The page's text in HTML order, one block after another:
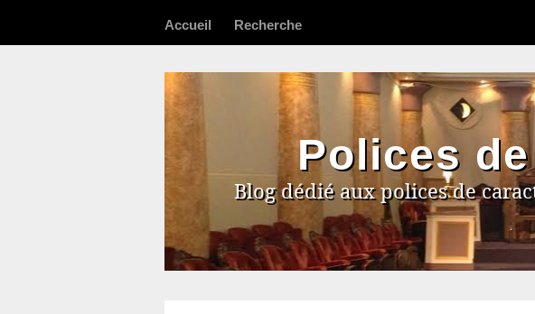
Accueil Recherche
Polices
Blog dédié aux polices de